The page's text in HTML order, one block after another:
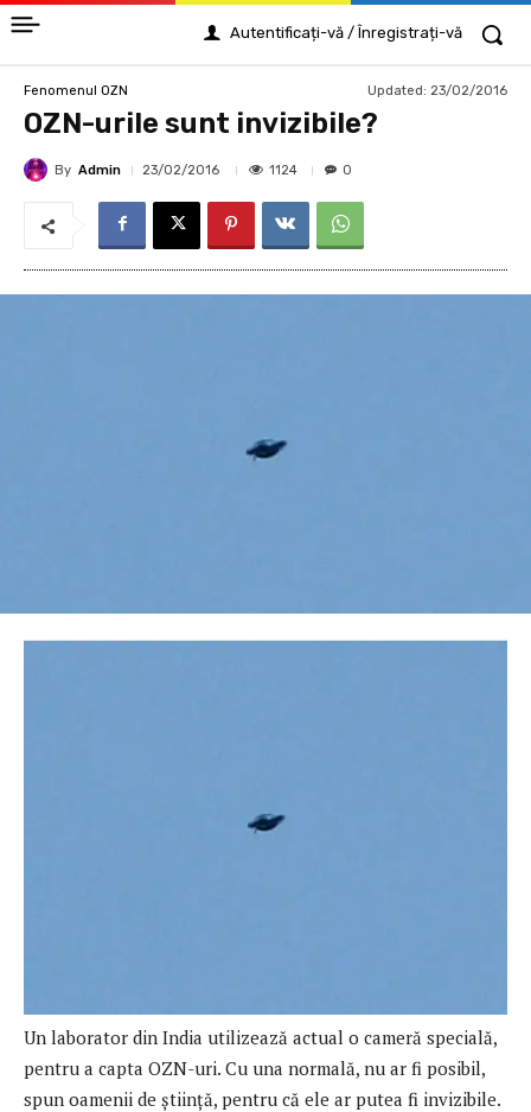
Autentificați-vă / Înregistrați-vă
Fenomenul OZN Updated: 23/02/2016
OZN-urile sunt invizibile?
By Admin 23/02/2016 1124 0
Un laborator din India utilizează actual o cameră specială,
pentru a capta OZN-uri. Cu una normală, nu ar fi posibil,
spun oamenii de ştiinţă, pentru că ele ar putea fi invizibile.